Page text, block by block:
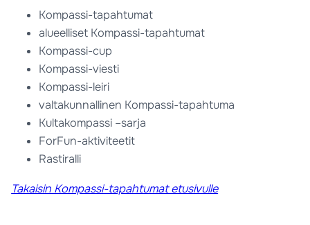
Kompassi-tapahtumat
alueelliset Kompassi-tapahtumat
Kompassi-cup
Kompassi-viesti
Kompassi-leiri
valtakunnallinen Kompassi-tapahtuma
Kultakompassi –sarja
ForFun-aktiviteetit
Rastiralli
Takaisin Kompassi-tapahtumat etusivulle